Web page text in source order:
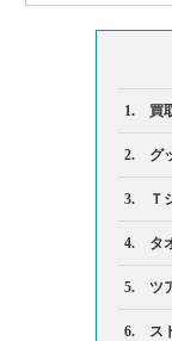
1. 買
2. グ
3. Ｔ
4. タ
5. ツ
6. ス